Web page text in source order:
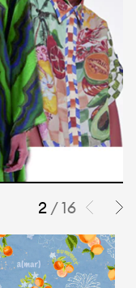
2 / 16